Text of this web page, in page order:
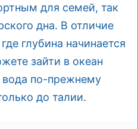
для семей, так
дна. В отличие
глубина начинается
зайти в океан
вода по-прежнему
до талии.